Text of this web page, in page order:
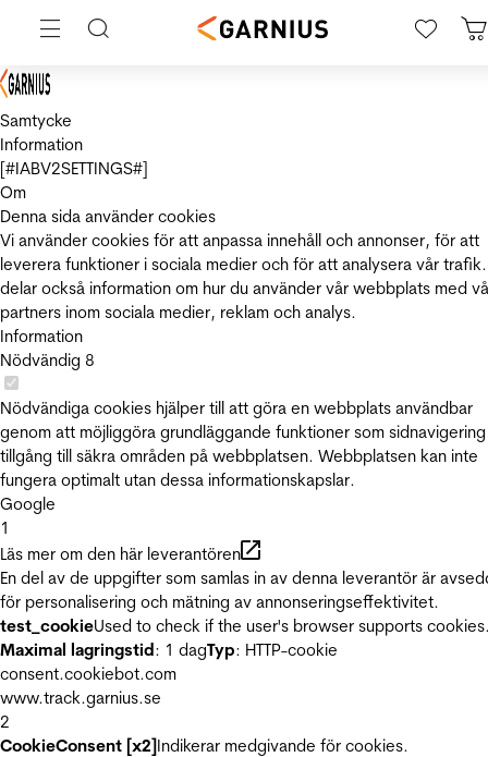
Samtycke
Information
[#IABV2SETTINGS#]
Om
Denna sida använder cookies
Vi använder cookies för att anpassa innehåll och annonser, för att
leverera funktioner i sociala medier och för att analysera vår
delar också information om hur du använder vår webbplats med
partners inom sociala medier, reklam och analys.
Information
Nödvändig 8
Nödvändiga cookies hjälper till att göra en webbplats användbar
genom att möjliggöra grundläggande funktioner som
tillgång till säkra områden på webbplatsen. Webbplatsen kan inte
fungera optimalt utan dessa informationskapslar.
Google
1
Läs mer om den här leverantören
En del av de uppgifter som samlas in av denna leverantör är
för personalisering och mätning av annonseringseffektivitet.
test_cookieUsed to check if the user's browser supports
Maximal lagringstid: 1 dagTyp: HTTP-cookie
consent.cookiebot.com
www.track.garnius.se
2
CookieConsent [x2]Indikerar medgivande för cookies.